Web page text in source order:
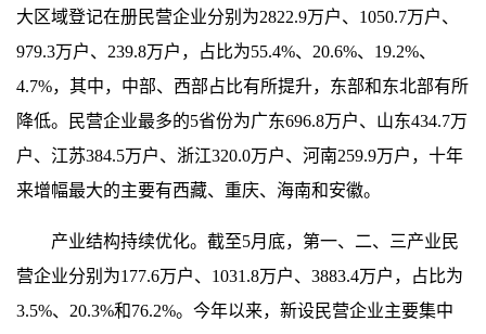
大区域登记在册民营企业分别为2822.9万户、1050.7万户、
979.3万户、239.8万户，占比为55.4%、20.6%、19.2%、
4.7%，其中，中部、西部占比有所提升，东部和东北部有所
降低。民营企业最多的5省份为广东696.8万户、山东434.7万
户、江苏384.5万户、浙江320.0万户、河南259.9万户，十年
来增幅最大的主要有西藏、重庆、海南和安徽。
产业结构持续优化。截至5月底，第一、二、三产业民
营企业分别为177.6万户、1031.8万户、3883.4万户，占比为
3.5%、20.3%和76.2%。今年以来，新设民营企业主要集中